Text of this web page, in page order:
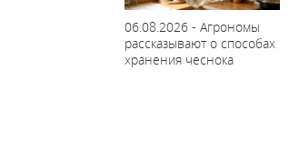
06.08.2026 - Агрономы
рассказывают о способах
хранения чеснока